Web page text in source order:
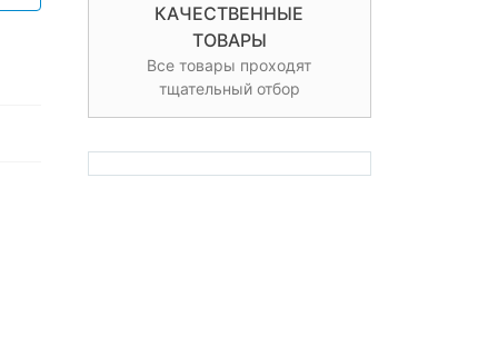
КАЧЕСТВЕННЫЕ
ТОВАРЫ
Все товары проходят
тщательный отбор